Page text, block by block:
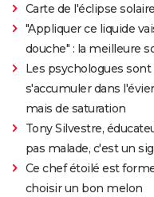
Carte de l'éclipse
"Appliquer ce liquide
douche" : la meilleure
Les psychologues sont
s'accumuler dans
mais de saturation
Tony Silvestre,
pas malade, c'est un
Ce chef étoilé est
choisir un bon melon